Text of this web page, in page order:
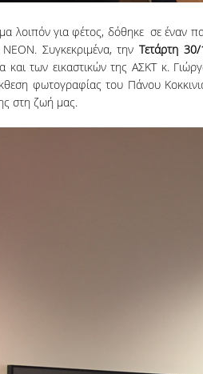
λοιπόν για φέτος, δόθηκε σε έναν
Συγκεκριμένα, τηνΤετάρτη
και των εικαστικών της ΑΣΚΤ κ.
φωτογραφίας του Πάνου
στη ζωή μας.